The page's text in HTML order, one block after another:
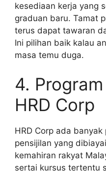
kesediaan kerja yang
graduan baru. Tamat
terus dapat tawaran
Ini pilihan baik kalau
masa temu duga.
4.
HRD Corp
HRD Corp ada
pensijilan yang
kemahiran rakyat
sertai kursus tertentu